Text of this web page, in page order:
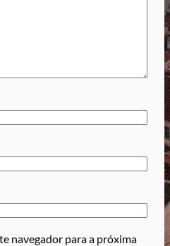
navegador para a próxima